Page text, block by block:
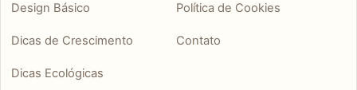
Design Básico
Dicas de Crescimento
Dicas Ecológicas
Política de Cookies
Contato